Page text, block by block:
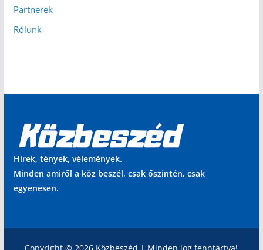
Partnerek
Rólunk
Hírek, tények, vélemények.
Minden amiről a köz beszél, csak őszintén, csak
egyenesen.